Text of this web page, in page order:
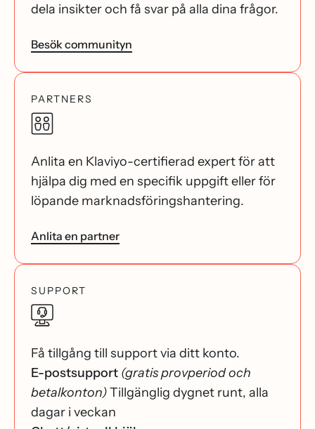
dela insikter och få svar på alla dina frågor.
Besök communityn
PARTNERS
Anlita en Klaviyo-certifierad expert för att
hjälpa dig med en specifik uppgift eller för
löpande marknadsföringshantering.
Anlita en partner
SUPPORT
Få tillgång till support via ditt konto.
E-postsupport (gratis provperiod och
betalkonton)Tillgänglig dygnet runt, alla
dagar i veckan